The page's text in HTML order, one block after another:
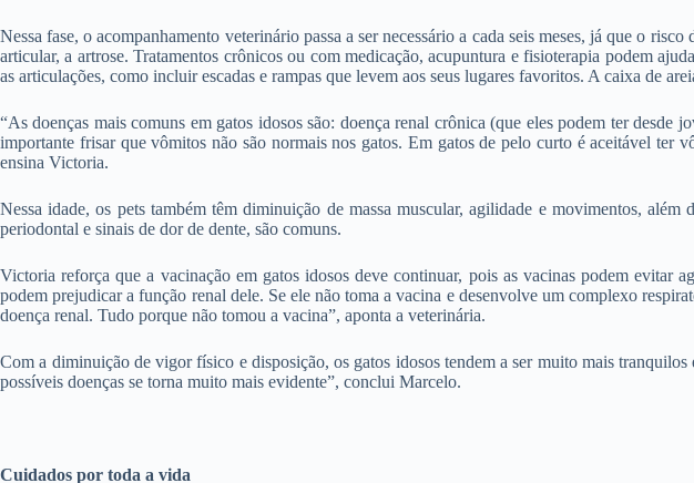
Nessa fase, o acompanhamento veterinário passa a ser necessário a cada seis meses, já que o
articular, a artrose. Tratamentos crônicos ou com medicação, acupuntura e fisioterapia podem
as articulações, como incluir escadas e rampas que levem aos seus lugares favoritos. A caixa de
“As doenças mais comuns em gatos idosos são: doença renal crônica (que eles podem ter
importante frisar que vômitos não são normais nos gatos. Em gatos de pelo curto é aceitável ter
ensina Victoria.
Nessa idade, os pets também têm diminuição de massa muscular, agilidade e movimentos,
periodontal e sinais de dor de dente, são comuns.
Victoria reforça que a vacinação em gatos idosos deve continuar, pois as vacinas podem evitar
podem prejudicar a função renal dele. Se ele não toma a vacina e desenvolve um complexo
doença renal. Tudo porque não tomou a vacina”, aponta a veterinária.
Com a diminuição de vigor físico e disposição, os gatos idosos tendem a ser muito mais
possíveis doenças se torna muito mais evidente”, conclui Marcelo.
Cuidados por toda a vida